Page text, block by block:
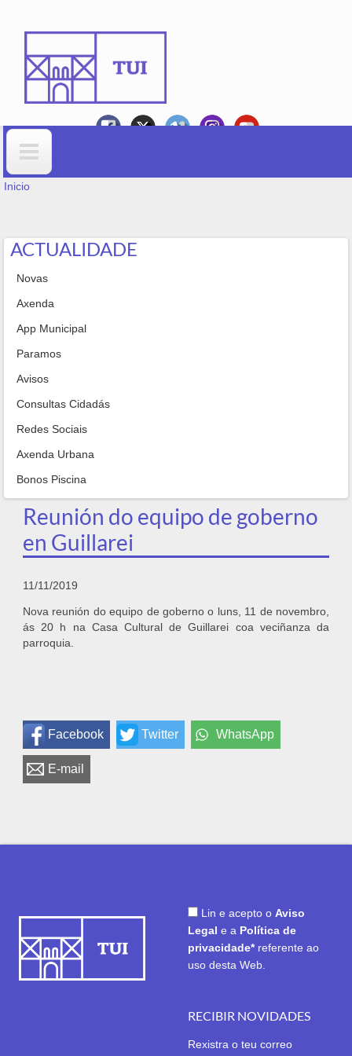
Formulario de busca
VOSTEDE ESTÁ AQUÍ
Inicio
ACTUALIDADE
Novas
Axenda
App Municipal
Paramos
Avisos
Consultas Cidadás
Redes Sociais
Axenda Urbana
Bonos Piscina
Reunión do equipo de goberno
en Guillarei
11/11/2019
Nova reunión do equipo de goberno o luns, 11 de novembro,
ás 20 h na Casa Cultural de Guillarei coa veciñanza da
parroquia.
Facebook Twitter WhatsApp
E-mail
Lin e acepto o Aviso
Legal e a Política de
privacidade* referente ao
uso desta Web.
RECIBIR NOVIDADES
Rexistra o teu correo